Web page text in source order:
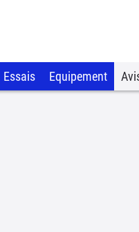
Essais Equipement